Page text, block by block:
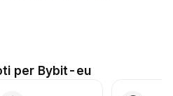
per Bybit-eu